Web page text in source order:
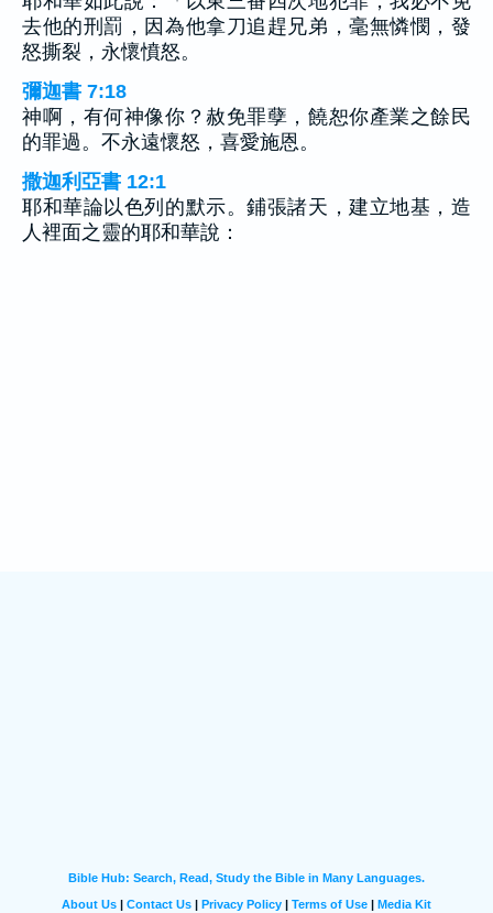
去他的刑罰，因為他拿刀追趕兄弟，毫無憐憫，發
怒撕裂，永懷憤怒。
彌迦書 7:18
神啊，有何神像你？赦免罪孽，饒恕你產業之餘民
的罪過。不永遠懷怒，喜愛施恩。
撒迦利亞書 12:1
耶和華論以色列的默示。鋪張諸天，建立地基，造
人裡面之靈的耶和華說：